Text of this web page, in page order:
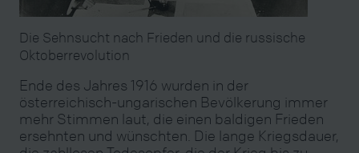
Die Sehnsucht nach Frieden und die russische
Oktoberrevolution
Ende des Jahres 1916 wurden in der
österreichisch-ungarischen Bevölkerung immer
mehr Stimmen laut, die einen baldigen Frieden
ersehnten und wünschten. Die lange Kriegsdauer,